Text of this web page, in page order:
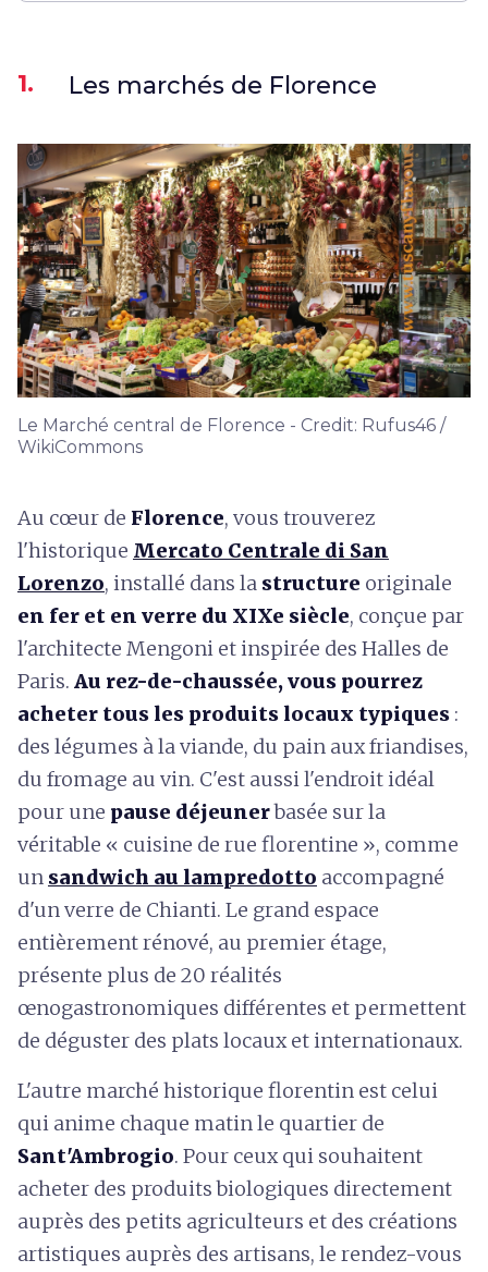
1. Les marchés de Florence
Le Marché central de Florence - Credit: Rufus46 /
WikiCommons
Au cœur de Florence, vous trouverez
l'historique Mercato Centrale di San
Lorenzo, installé dans la structure originale
en fer et en verre du XIXe siècle, conçue par
l'architecte Mengoni et inspirée des Halles de
Paris. Au rez-de-chaussée, vous pourrez
acheter tous les produits locaux typiques :
des légumes à la viande, du pain aux friandises,
du fromage au vin. C'est aussi l'endroit idéal
pour une pause déjeunerbasée sur la
véritable « cuisine de rue florentine », comme
un sandwich au lampredotto accompagné
d'unverre de Chianti. Le grand espace
entièrement rénové, au premier étage,
présente plus de 20 réalités
œnogastronomiques différentes et permettent
de déguster des plats locaux et internationaux.
L'autre marché historique florentin est celui
qui anime chaque matin le quartier de
Sant'Ambrogio. Pour ceux qui souhaitent
acheter des produits biologiques directement
auprès des petits agriculteurs et des créations
artistiques auprès des artisans, le rendez-vous